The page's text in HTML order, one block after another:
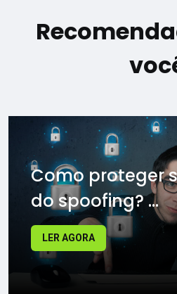
Como proteger
do spoofing? ...
LER AGORA